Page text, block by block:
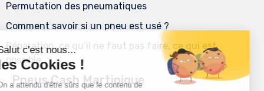
Permutation des pneumatiques
Comment savoir si un pneu est usé ?
Réparation, ce qu’il ne faut pas faire, ce qui est
possible
Pneus Cash Martinique